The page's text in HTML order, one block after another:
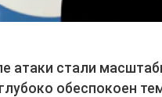
атаки стали
обеспокоен